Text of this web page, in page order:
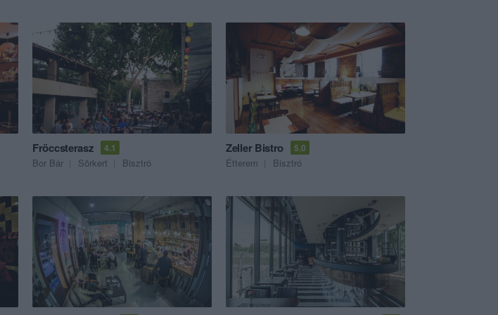
Fröccsterasz 4.1
Bor Bár Sörkert Bisztró
Zeller Bistro 5.0
Étterem Bisztró